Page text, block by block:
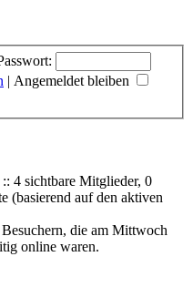
| Angemeldet bleiben
4 sichtbare Mitglieder, 0
(basierend auf den aktiven
Besuchern, die am Mittwoch
online waren.